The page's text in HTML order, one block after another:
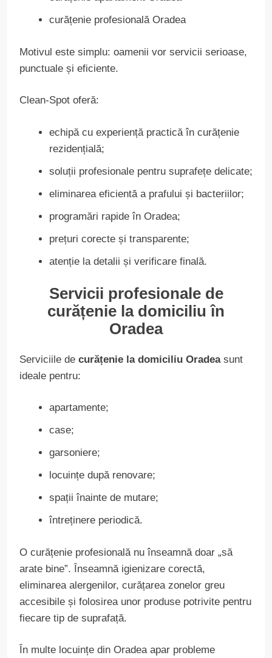
curățenie profesională Oradea
Motivul este simplu: oamenii vor servicii serioase,
punctuale și eficiente.
Clean-Spot oferă:
echipă cu experiență practică în curățenie
rezidențială;
soluții profesionale pentru suprafețe delicate;
eliminarea eficientă a prafului și bacteriilor;
programări rapide în Oradea;
prețuri corecte și transparente;
atenție la detalii și verificare finală.
Servicii profesionale de
curățenie la domiciliu în
Oradea
Serviciile de curățenie la domiciliu Oradeasunt
ideale pentru:
apartamente;
case;
garsoniere;
locuințe după renovare;
spații înainte de mutare;
întreținere periodică.
O curățenie profesională nu înseamnă doar „să
arate bine”. Înseamnă igienizare corectă,
eliminarea alergenilor, curățarea zonelor greu
accesibile și folosirea unor produse potrivite pentru
fiecare tip de suprafață.
În multe locuințe din Oradea apar probleme